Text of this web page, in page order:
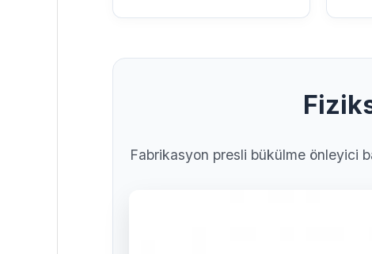
Fabrikasyon presli bükülme önleyici